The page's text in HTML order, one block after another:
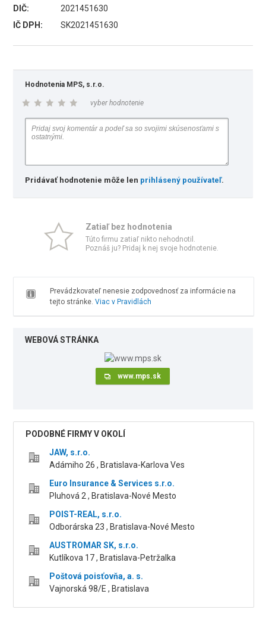
DIČ:
2021451630
IČ DPH:
SK2021451630
Hodnotenia MPS, s.r.o.
vyber hodnotenie
Pridávať hodnotenie môže len prihlásený používateľ.
Zatiaľ bez hodnotenia
Túto firmu zatiaľ nikto nehodnotil.
Poznáš ju? Pridaj k nej svoje hodnotenie.
Prevádzkovateľ nenesie zodpovednosť za informácie na
tejto stránke. Viac v Pravidlách
WEBOVÁ STRÁNKA
www.mps.sk
PODOBNÉ FIRMY V OKOLÍ
JAW, s.r.o.
Adámiho 26 , Bratislava-Karlova Ves
Euro Insurance & Services s.r.o.
Pluhová 2 , Bratislava-Nové Mesto
POIST-REAL, s.r.o.
Odborárska 23 , Bratislava-Nové Mesto
AUSTROMAR SK, s.r.o.
Kutlíkova 17 , Bratislava-Petržalka
Poštová poisťovňa, a. s.
Vajnorská 98/E , Bratislava